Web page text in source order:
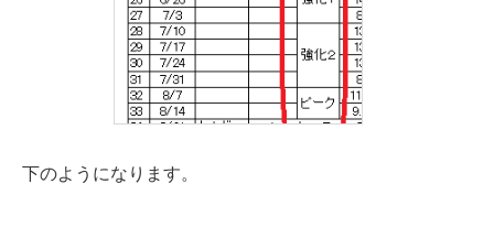
下のようになります。